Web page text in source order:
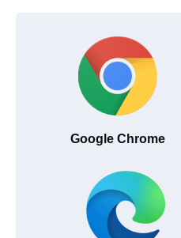
Google Chrome